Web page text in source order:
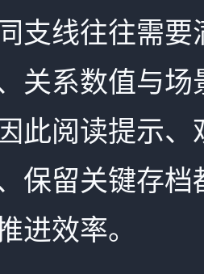
支线往往需要
关系数值与场
此阅读提示、
保留关键存档
进效率。